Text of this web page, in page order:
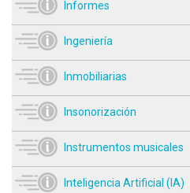
Informes
Ingeniería
Inmobiliarias
Insonorización
Instrumentos musicales
Inteligencia Artificial (IA)